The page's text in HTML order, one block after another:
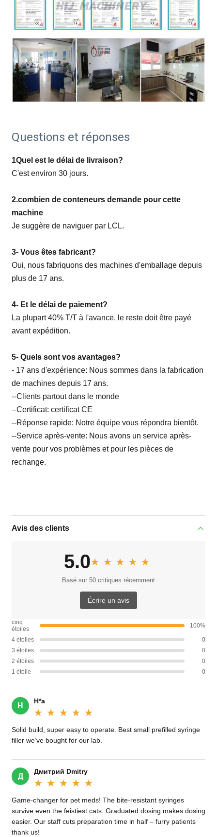
Questions et réponses
1Quel est le délai de livraison?
C'est environ 30 jours.
2.combien de conteneurs demande pour cette
machine
Je suggère de naviguer par LCL.
3- Vous êtes fabricant?
Oui, nous fabriquons des machines d'emballage depuis
plus de 17 ans.
4- Et le délai de paiement?
La plupart 40% T/T à l'avance, le reste doit être payé
avant expédition.
5- Quels sont vos avantages?
- 17 ans d'expérience: Nous sommes dans la fabrication
de machines depuis 17 ans.
--Clients partout dans le monde
--Certificat: certificat CE
--Réponse rapide: Notre équipe vous répondra bientôt.
--Service après-vente: Nous avons un service après-
vente pour vos problèmes et pour les pièces de
rechange.
Avis des clients
5.0★★★★★
★★★★★
Basé sur 50 critiques récemment
Écrire un avis
cinq
étoiles
100%
4 étoiles
0
3 étoiles
0
2 étoiles
0
1 étoile
0
H
H*a
★★★★★
★★★★★
Solid build, super easy to operate. Best small prefilled syringe
filler we’ve bought for our lab.
Д
Дмитрий Dmitry
★★★★★
★★★★★
Game-changer for pet meds! The bite-resistant syringes
survive even the feistiest cats. Graduated dosing makes dosing
easier. Our staff cuts preparation time in half – furry patients
thank us!